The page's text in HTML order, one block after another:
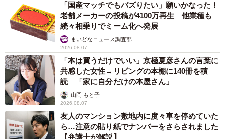
「国産マッチでもバズりたい」願いかなった！
老舗メーカーの投稿が4100万再生 他業種も
続々相乗りでミーム化へ発展
まいどなニュース調査部
2026.08.07
「本は買うだけでいい」京極夏彦さんの言葉に
共感した女性→リビングの本棚に140冊を積
読 「家に自分だけの本屋さん」
山岡 もと子
2026.08.07
友人のマンション敷地内に度々車を停めていた
ら…注意の貼り紙でナンバーをさらされました